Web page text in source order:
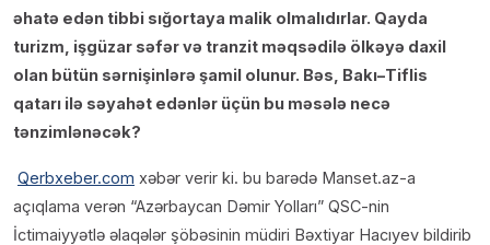
əhatə edən tibbi sığortaya malik olmalıdırlar. Qayda
turizm, işgüzar səfər və tranzit məqsədilə ölkəyə daxil
olan bütün sərnişinlərə şamil olunur. Bəs, Bakı–Tiflis
qatarı ilə səyahət edənlər üçün bu məsələ necə
tənzimlənəcək?
Qerbxeber.com xəbər verir ki. bu barədə Manset.az-a
açıqlama verən “Azərbaycan Dəmir Yolları” QSC-nin
İctimaiyyətlə əlaqələr şöbəsinin müdiri Bəxtiyar Hacıyev bildirib